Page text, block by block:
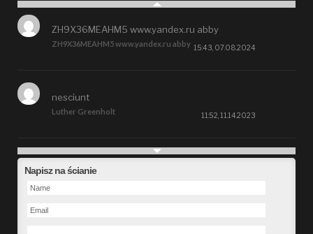
ZH9X36MEAHM5 www.yandex.ru abby
ZH9X36MEAHM5 www.yandex.ru abby
15:43, 07.08.2024
Luther Greenholt
nesciunt
11:52, 11.14.2023
Future
Napisz na ścianie